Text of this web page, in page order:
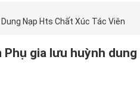
Nạp Hts Chất Xúc Tác Viên
Phụ gia lưu huỳnh